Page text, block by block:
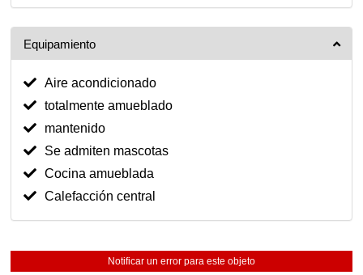
Equipamiento
Aire acondicionado
totalmente amueblado
mantenido
Se admiten mascotas
Cocina amueblada
Calefacción central
Notificar un error para este objeto